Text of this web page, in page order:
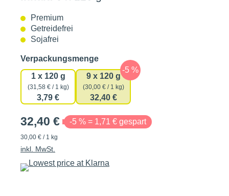
Premium
Getreidefrei
Sojafrei
Verpackungsmengeauswählen
1 x 120 g
(31,58 € / 1 kg)
3,79 €
9 x 120 g
(30,00 € / 1 kg)
32,40 €
32,40 € -5 % = 1,71 € gespart
30,00 € / 1 kg
inkl. MwSt.